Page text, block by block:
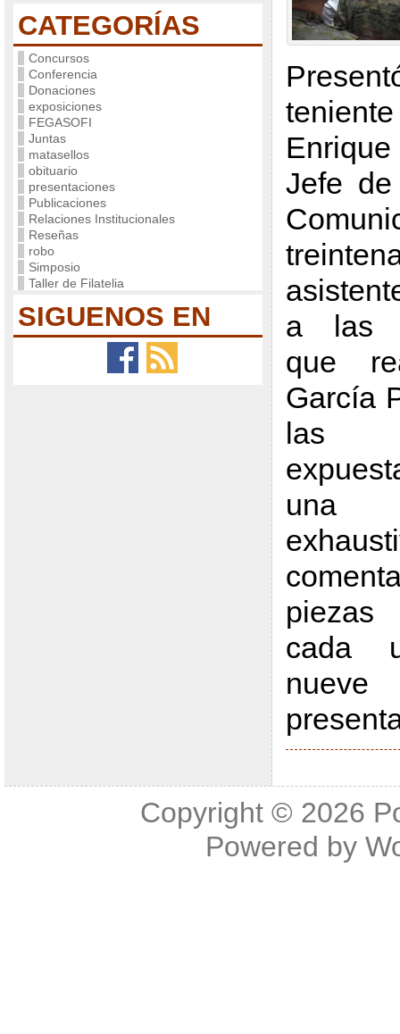
CATEGORÍAS
Concursos
Conferencia
Donaciones
exposiciones
FEGASOFI
Juntas
matasellos
obituario
presentaciones
Publicaciones
Relaciones Institucionales
Reseñas
robo
Simposio
Taller de Filatelia
SIGUENOS EN
Jefe
a las
que
García
las
una
piezas
cada
nueve
Copyright © 2026
Powered by